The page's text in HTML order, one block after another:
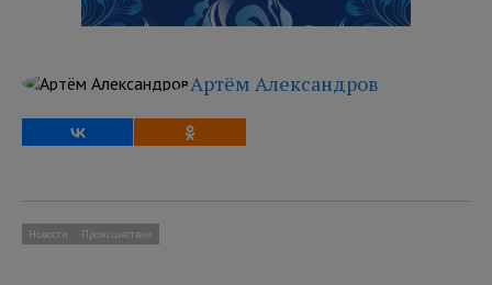
Артём Александров
Новости Происшествия